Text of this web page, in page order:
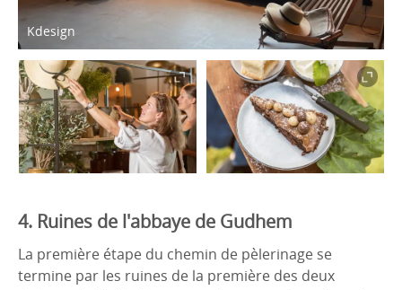
Kdesign
4. Ruines de l'abbaye de Gudhem
La première étape du chemin de pèlerinage se
termine par les ruines de la première des deux